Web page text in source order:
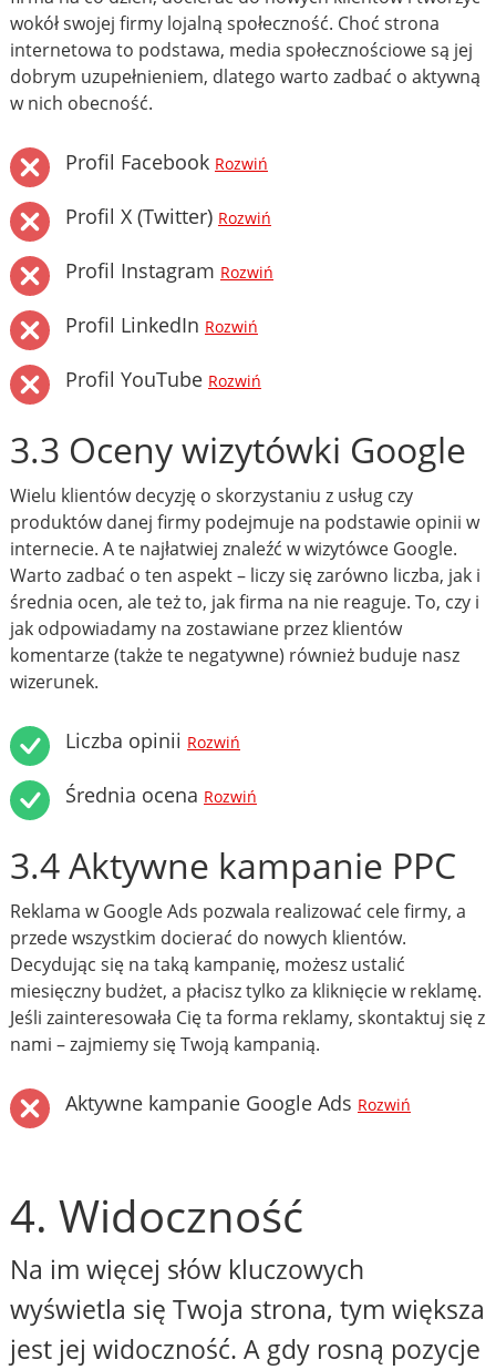
wokół swojej firmy lojalną społeczność. Choć strona
internetowa to podstawa, media społecznościowe są jej
dobrym uzupełnieniem, dlatego warto zadbać o aktywną
w nich obecność.
Profil Facebook Rozwiń
Profil X (Twitter) Rozwiń
Profil Instagram Rozwiń
Profil LinkedIn Rozwiń
Profil YouTube Rozwiń
3.3 Oceny wizytówki Google
Wielu klientów decyzję o skorzystaniu z usług czy
produktów danej firmy podejmuje na podstawie opinii w
internecie. A te najłatwiej znaleźć w wizytówce Google.
Warto zadbać o ten aspekt – liczy się zarówno liczba, jak i
średnia ocen, ale też to, jak firma na nie reaguje. To, czy i
jak odpowiadamy na zostawiane przez klientów
komentarze (także te negatywne) również buduje nasz
wizerunek.
Liczba opinii Rozwiń
Średnia ocena Rozwiń
3.4 Aktywne kampanie PPC
Reklama w Google Ads pozwala realizować cele firmy, a
przede wszystkim docierać do nowych klientów.
Decydując się na taką kampanię, możesz ustalić
miesięczny budżet, a płacisz tylko za kliknięcie w reklamę.
Jeśli zainteresowała Cię ta forma reklamy, skontaktuj się z
nami – zajmiemy się Twoją kampanią.
Aktywne kampanie Google Ads Rozwiń
4. Widoczność
Na im więcej słów kluczowych
wyświetla się Twoja strona, tym większa
jest jej widoczność. A gdy rosną pozycje